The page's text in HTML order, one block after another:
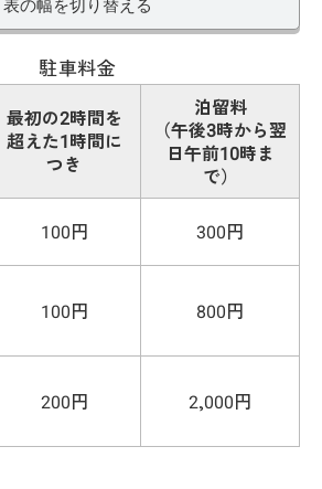
表の幅を切り替える
駐車料金
最初の2時間を
超えた1時間に
つき
泊留料
（午後3時から翌
日午前10時ま
で）
100円 300円
100円 800円
200円 2,000円